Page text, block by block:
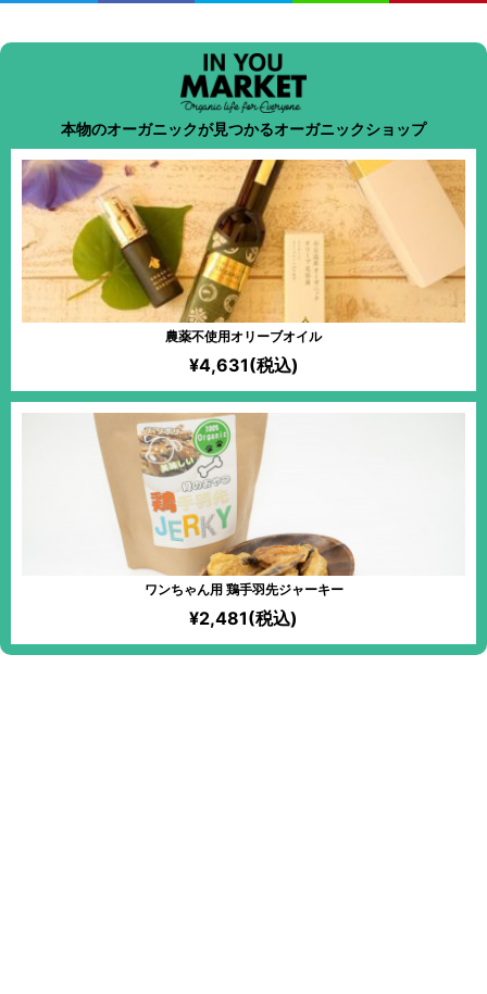
本物のオーガニックが見つかるオーガニックショップ
農薬不使用オリーブオイル
¥4,631(税込)
ワンちゃん用 鶏手羽先ジャーキー
¥2,481(税込)